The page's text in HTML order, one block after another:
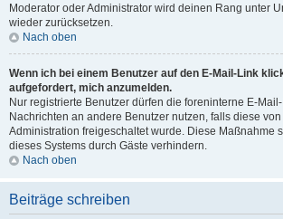
Moderator oder Administrator wird deinen Rang unter
wieder zurücksetzen.
Nach oben
Wenn ich bei einem Benutzer auf den E-Mail-Link
aufgefordert, mich anzumelden.
Nur registrierte Benutzer dürfen die foreninterne E-
Nachrichten an andere Benutzer nutzen, falls diese
Administration freigeschaltet wurde. Diese Maßnahme
dieses Systems durch Gäste verhindern.
Nach oben
Beiträge schreiben